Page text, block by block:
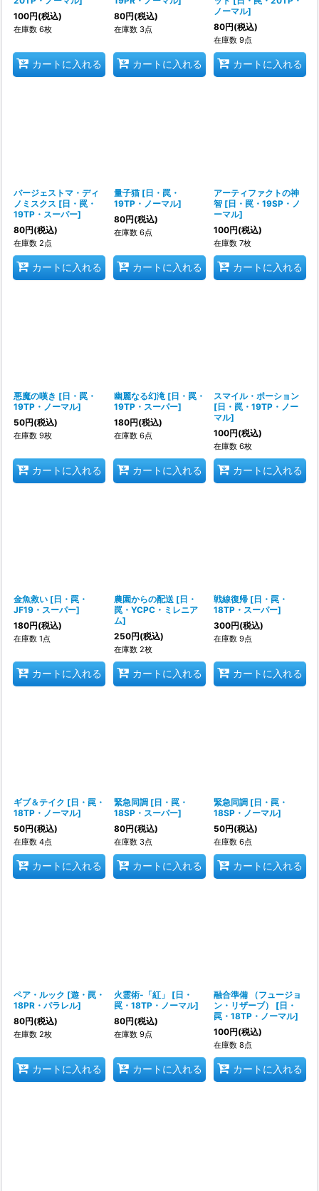
100円(税込)
在庫数 6枚
カートに入れる
80円(税込)
在庫数 3点
カートに入れる
ノーマル]
80円(税込)
在庫数 9点
カートに入れる
バージェストマ・ディ
ノミスクス [日・罠・
19TP・スーパー]
80円(税込)
在庫数 2点
カートに入れる
量子猫 [日・罠・
19TP・ノーマル]
80円(税込)
在庫数 6点
カートに入れる
アーティファクトの神
智 [日・罠・19SP・ノ
ーマル]
100円(税込)
在庫数 7枚
カートに入れる
悪魔の嘆き [日・罠・
19TP・ノーマル]
50円(税込)
在庫数 9枚
カートに入れる
幽麗なる幻滝 [日・罠・
19TP・スーパー]
180円(税込)
在庫数 6点
カートに入れる
スマイル・ポーション
[日・罠・19TP・ノー
マル]
100円(税込)
在庫数 6枚
カートに入れる
金魚救い [日・罠・
JF19・スーパー]
180円(税込)
在庫数 1点
カートに入れる
農園からの配送 [日・
罠・YCPC・ミレニア
ム]
250円(税込)
在庫数 2枚
カートに入れる
戦線復帰 [日・罠・
18TP・スーパー]
300円(税込)
在庫数 9点
カートに入れる
ギブ＆テイク [日・罠・
18TP・ノーマル]
50円(税込)
在庫数 4点
カートに入れる
緊急同調 [日・罠・
18SP・スーパー]
80円(税込)
在庫数 3点
カートに入れる
緊急同調 [日・罠・
18SP・ノーマル]
50円(税込)
在庫数 6点
カートに入れる
ペア・ルック [遊・罠・
18PR・パラレル]
80円(税込)
在庫数 2枚
カートに入れる
火霊術-「紅」 [日・
罠・18TP・ノーマル]
80円(税込)
在庫数 9点
カートに入れる
融合準備 （フュージョ
ン・リザーブ）
[日・
罠・18TP・ノーマル]
100円(税込)
在庫数 8点
カートに入れる